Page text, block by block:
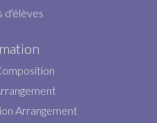
d'élèves
Arrangement